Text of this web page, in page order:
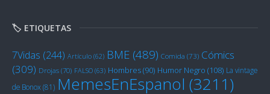
🏷️ ETIQUETAS
7Vidas (244) Artículo (62) BME (489) Comida (73) Cómics
(309) Drojas (70) FALSO (63) Hombres(90) Humor Negro (108) La vintage
de Bonox(81) MemesEnEspanol (3211)